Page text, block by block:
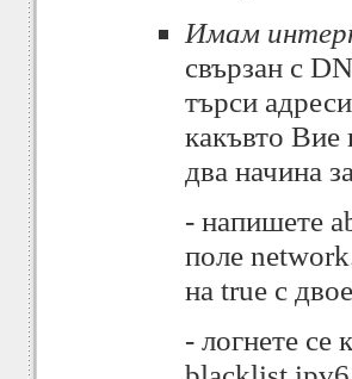
Имам
свързан с
търси
какъвто Вие
два начина
- напишете
поле
на true с
- логнете се